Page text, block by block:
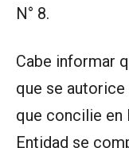
N° 8.
Cabe informar
que se
que concilie en
Entidad se